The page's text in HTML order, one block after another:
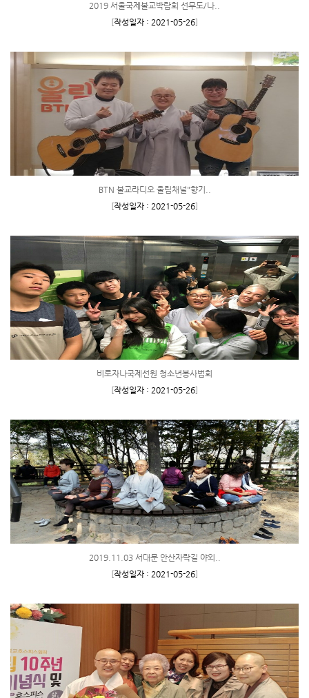
2019 서울국제불교박람회 선무도/나..
[작성일자 : 2021-05-26]
BTN 불교라디오 울림채널"향기..
[작성일자 : 2021-05-26]
비로자나국제선원 청소년봉사법회
[작성일자 : 2021-05-26]
2019.11.03 서대문 안산자락길 야외..
[작성일자 : 2021-05-26]